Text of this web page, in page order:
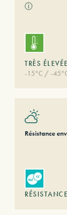
ⓘ
TRÈS ÉLEVÉE
-15°C / -
Résistance